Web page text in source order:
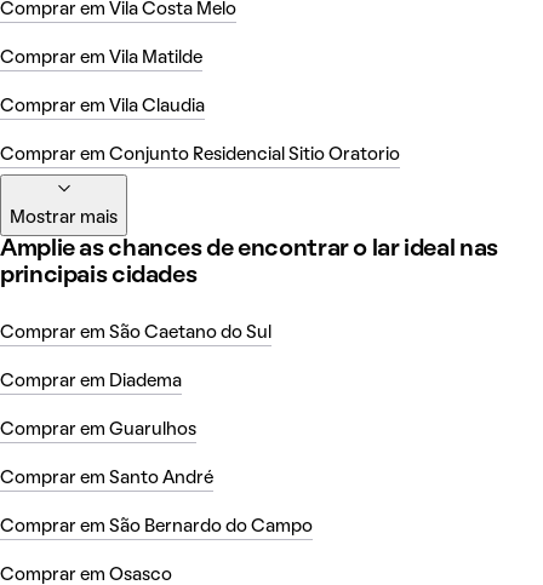
Comprar em Vila Costa Melo
Comprar em Vila Matilde
Comprar em Vila Claudia
Comprar em Conjunto Residencial Sitio Oratorio
Mostrar mais
Amplie as chances de encontrar o lar ideal nas
principais cidades
Comprar em São Caetano do Sul
Comprar em Diadema
Comprar em Guarulhos
Comprar em Santo André
Comprar em São Bernardo do Campo
Comprar em Osasco